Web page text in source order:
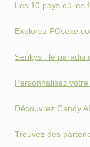
Les 10 pays où les
Explorez
Senkys : le paradis
Personnalisez
Découvrez
Trouvez des